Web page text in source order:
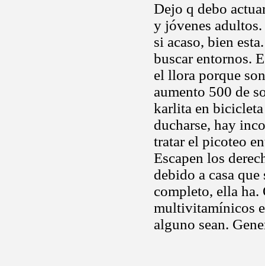
Dejo q debo
y jóvenes
si acaso, bien
buscar entornos.
el llora porque
aumento 500 de
karlita en
ducharse, hay
tratar el picoteo
Escapen los
debido a casa
completo, ella ha.
multivitamínicos
alguno sean.